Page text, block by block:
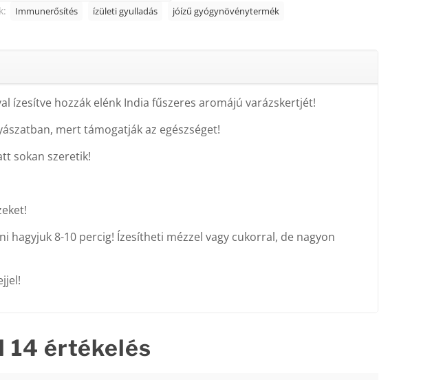
Immunerősítés ízületi gyulladás jóízű gyógynövénytermék
ízesítve hozzák elénk India fűszeres aromájú varázskertjét!
mert támogatják az egészséget!
sokan szeretik!
hagyjuk 8-10 percig! Ízesítheti mézzel vagy cukorral, de nagyon
14 értékelés